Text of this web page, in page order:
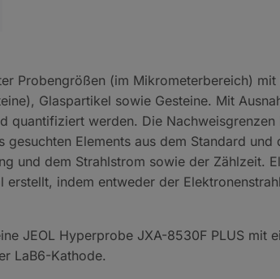
Probengrößen (im Mikrometerbereich) mit
Glaspartikel sowie Gesteine. Mit
quantifiziert werden. Die Nachweisgrenzen
Elements aus dem Standard und
und dem Strahlstrom sowie der Zählzeit.
indem entweder der
JEOL Hyperprobe JXA-8530F PLUS mit
LaB6-Kathode.